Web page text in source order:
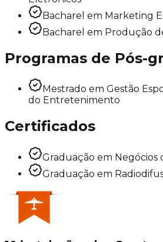
Bacharel em Marketing
Bacharel em Produção
Programas de Pós-
Mestrado em Gestão
do Entretenimento
Certificados
Graduação em Negócios
Graduação em